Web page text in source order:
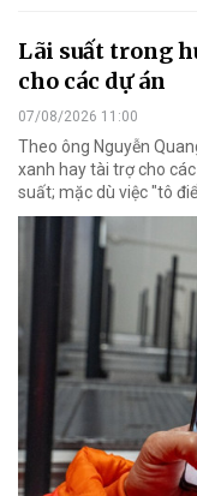
Lãi suất trong
cho các dự án
07/08/2026 11:00
Theo ông Nguyễn
xanh hay tài trợ cho
suất; mặc dù việc "tô